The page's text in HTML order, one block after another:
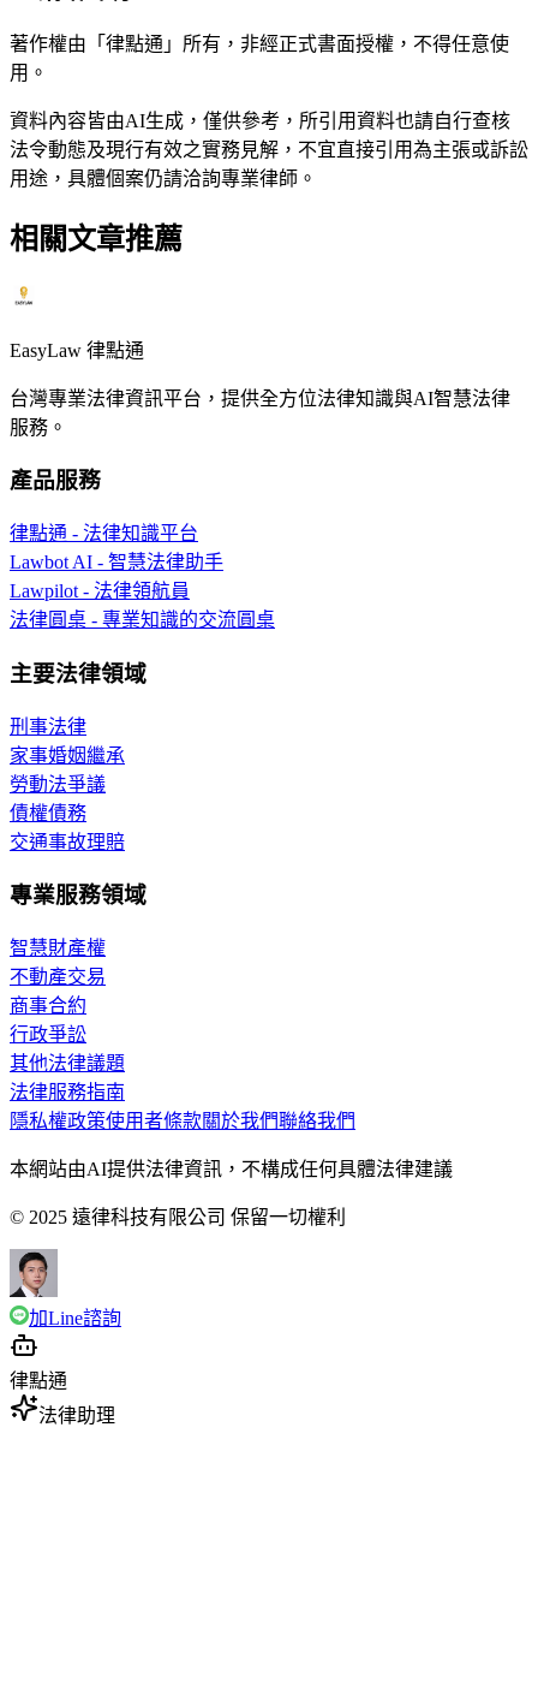
著作權由「律點通」所有，非經正式書面授權，不得任意使
用。
資料內容皆由AI生成，僅供參考，所引用資料也請自行查核
法令動態及現行有效之實務見解，不宜直接引用為主張或訴訟
用途，具體個案仍請洽詢專業律師。
相關文章推薦
EasyLaw 律點通
台灣專業法律資訊平台，提供全方位法律知識與AI智慧法律
服務。
產品服務
律點通 - 法律知識平台
Lawbot AI - 智慧法律助手
Lawpilot - 法律領航員
法律圓桌 - 專業知識的交流圓桌
主要法律領域
刑事法律
家事婚姻繼承
勞動法爭議
債權債務
交通事故理賠
專業服務領域
智慧財產權
不動產交易
商事合約
行政爭訟
其他法律議題
法律服務指南
隱私權政策使用者條款關於我們聯絡我們
本網站由AI提供法律資訊，不構成任何具體法律建議
© 2025 遠律科技有限公司 保留一切權利
加Line諮詢
律點通
法律助理